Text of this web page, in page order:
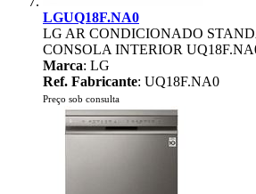
LGUQ18F.NA0
LG AR CONDICIONADO
CONSOLA INTERIOR
Marca: LG
Ref. Fabricante: UQ18F.NA0
Preço sob consulta